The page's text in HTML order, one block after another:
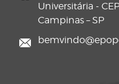
Universitária -
Campinas – SP